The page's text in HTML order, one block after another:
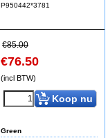
P950442*3781
€85.00
€76.50
(incl BTW)
Koop nu
Green